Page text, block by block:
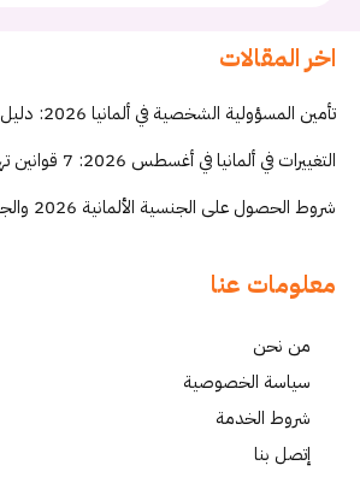
اخر المقالات
تأمين المسؤولية الشخصية في ألمانيا 2026: دليل Privathaftpflicht
التغييرات في ألمانيا في أغسطس 2026: 7 قوانين تهمك
شروط الحصول على الجنسية الألمانية 2026 والجنسية المزدوجة
معلومات عنا
من نحن
سياسة الخصوصية
شروط الخدمة
إتصل بنا